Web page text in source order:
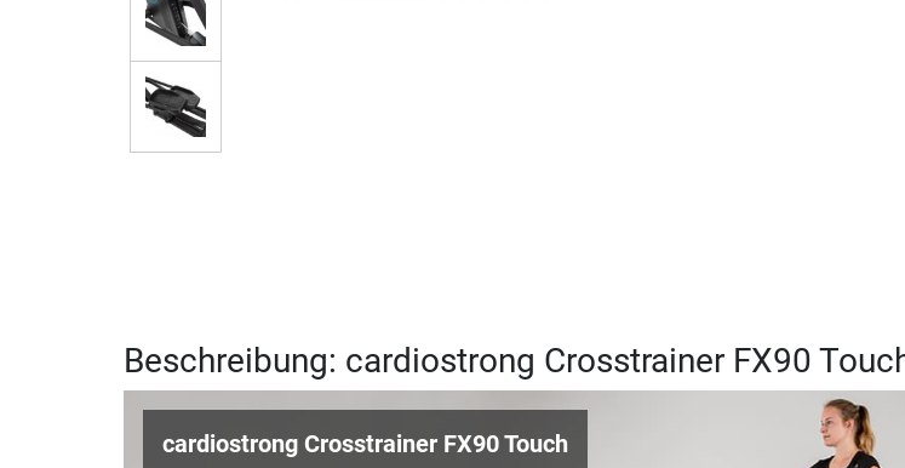
Beschreibung: cardiostrong Crosstrainer FX90
cardiostrong Crosstrainer FX90 Touch